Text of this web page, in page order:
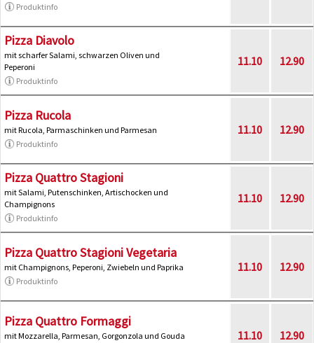
Produktinfo
Pizza Diavolo
mit scharfer Salami, schwarzen Oliven und
Peperoni
Produktinfo
11.10 12.90
Pizza Rucola
mit Rucola, Parmaschinken und Parmesan
Produktinfo
11.10 12.90
Pizza Quattro Stagioni
mit Salami, Putenschinken, Artischocken und
Champignons
Produktinfo
11.10 12.90
Pizza Quattro Stagioni Vegetaria
mit Champignons, Peperoni, Zwiebeln und Paprika
Produktinfo
11.10 12.90
Pizza Quattro Formaggi
mit Mozzarella, Parmesan, Gorgonzola und Gouda
11.10 12.90